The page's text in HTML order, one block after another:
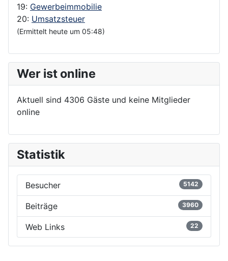
19: Gewerbeimmobilie
20: Umsatzsteuer
(Ermittelt heute um 05:48)
Wer ist online
Aktuell sind 4306 Gäste und keine Mitglieder
online
Statistik
Besucher 5142
Beiträge 3960
Web Links 22